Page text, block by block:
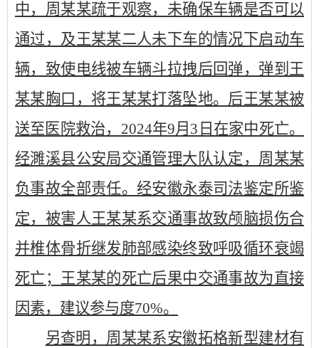
中，周某某疏于观察，未确保车辆是否可以
通过，及王某某二人未下车的情况下启动车
辆，致使电线被车辆斗拉拽后回弹，弹到王
某某胸口，将王某某打落坠地。后王某某被
送至医院救治，2024年9月3日在家中死亡。
经濉溪县公安局交通管理大队认定，周某某
负事故全部责任。经安徽永泰司法鉴定所鉴
定，被害人王某某系交通事故致颅脑损伤合
并椎体骨折继发肺部感染终致呼吸循环衰竭
死亡；王某某的死亡后果中交通事故为直接
因素，建议参与度70%。
另查明，周某某系安徽拓格新型建材有